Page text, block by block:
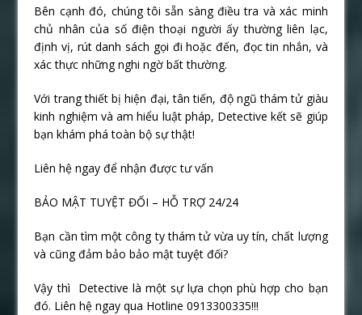
Bên cạnh đó, chúng tôi sẵn sàng điều tra và xác minh
chủ nhân của số điện thoại người ấy thường liên lạc,
định vị, rút danh sách gọi đi hoặc đến, đọc tin nhắn, và
xác thực những nghi ngờ bất thường.
Với trang thiết bị hiện đại, tân tiến, độ ngũ thám tử giàu
kinh nghiệm và am hiểu luật pháp, Detective kết sẽ giúp
bạn khám phá toàn bộ sự thật!
Liên hệ ngay để nhận được tư vấn
BẢO MẬT TUYỆT ĐỐI – HỖ TRỢ 24/24
Bạn cần tìm một công ty thám tử vừa uy tín, chất lượng
và cũng đảm bảo bảo mật tuyệt đối?
Vậy thì Detective là một sự lựa chọn phù hợp cho bạn
đó. Liên hệ ngay qua Hotline 0913300335!!!